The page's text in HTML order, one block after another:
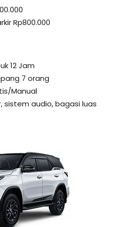
Rp800.000
12 Jam
7 orang
Manual
sistem audio, bagasi luas